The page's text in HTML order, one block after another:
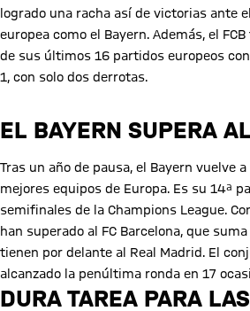
logrado una racha así de victorias ante
europea como el Bayern. Además, el
de sus últimos 16 partidos europeos
1, con solo dos derrotas.
EL BAYERN SUPERA
Tras un año de pausa, el Bayern vuelve
mejores equipos de Europa. Es su 14ª
semifinales de la Champions League.
han superado al FC Barcelona, que
tienen por delante al Real Madrid. El
alcanzado la penúltima ronda en 17
DURA TAREA PARA